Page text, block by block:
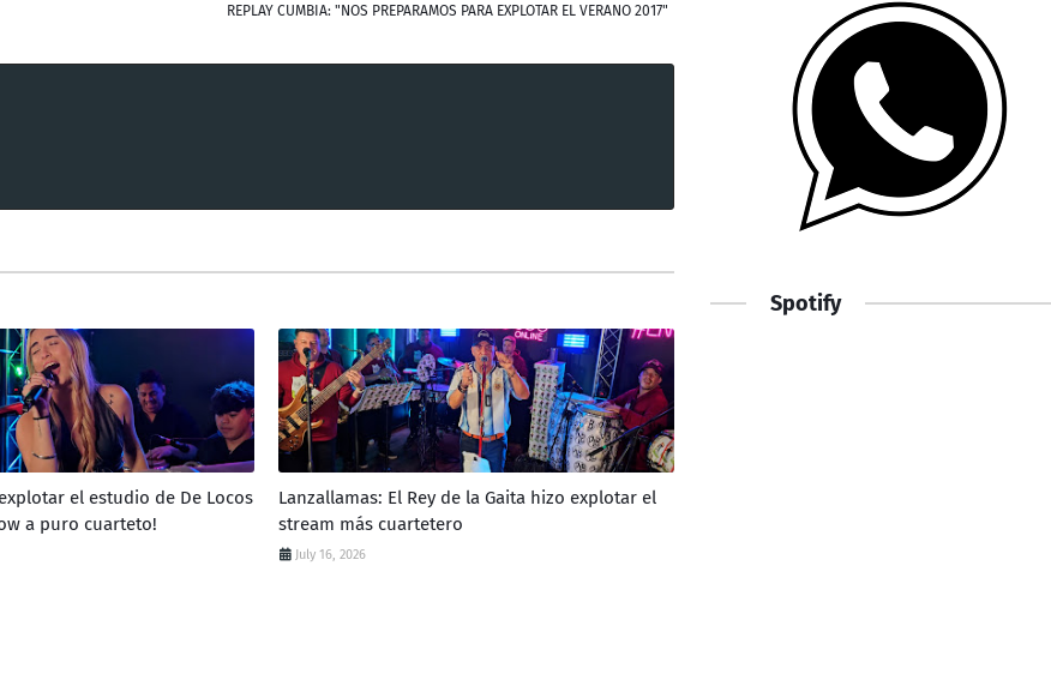
REPLAY CUMBIA: "NOS PREPARAMOS PARA EXPLOTAR EL VERANO 2017"
el estudio de De Locos
a puro cuarteto!
Lanzallamas: El Rey de la Gaita hizo explotar el
stream más cuartetero
July 16, 2026
Spotify